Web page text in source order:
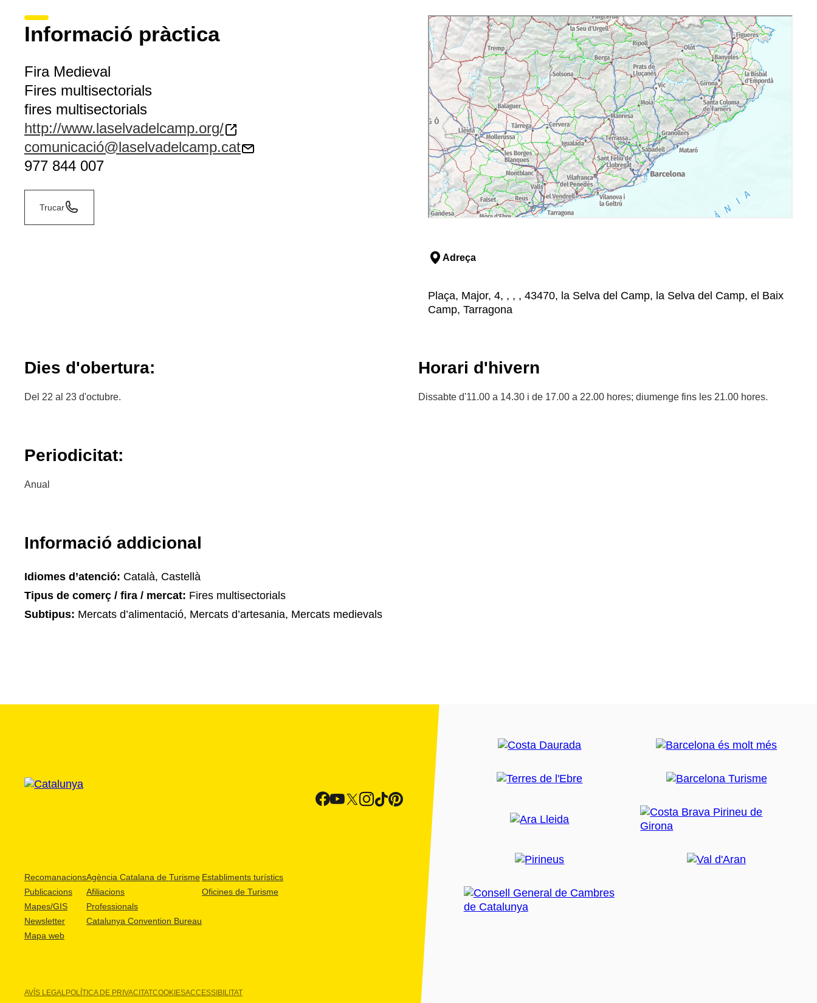
Informació pràctica
Fira Medieval
Fires multisectorials
fires multisectorials
http://www.laselvadelcamp.org/
comunicació@laselvadelcamp.cat
977 844 007
Trucar
Adreça
Plaça, Major, 4, , , , 43470, la Selva del Camp, la Selva del Camp, el Baix
Camp, Tarragona
Dies d'obertura:
Del 22 al 23 d'octubre.
Horari d'hivern
Dissabte d'11.00 a 14.30 i de 17.00 a 22.00 hores; diumenge fins les 21.00 hores.
Periodicitat:
Anual
Informació addicional
Idiomes d’atenció: Català, Castellà
Tipus de comerç / fira / mercat: Fires multisectorials
Subtipus: Mercats d’alimentació, Mercats d’artesania, Mercats medievals
Recomanacions
Publicacions
Mapes/GIS
Newsletter
Mapa web
Agència Catalana de Turisme
Afiliacions
Professionals
Catalunya Convention Bureau
Establiments turístics
Oficines de Turisme
AVÍS LEGALPOLÍTICA DE PRIVACITATCOOKIESACCESSIBILITAT